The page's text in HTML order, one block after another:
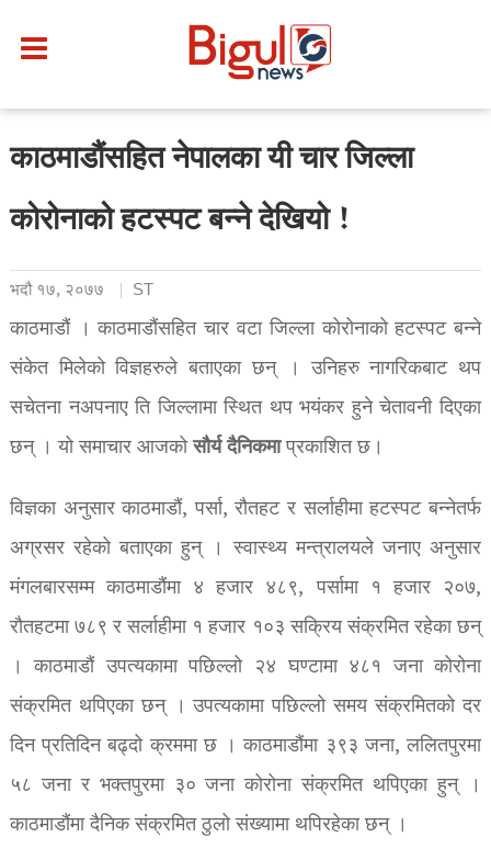
काठमाडौंसहित नेपालका यी चार जिल्ला
कोरोनाको हटस्पट बन्ने देखियो !
भदौ १७, २०७७ ST
काठमाडौं । काठमाडौंसहित चार वटा जिल्ला कोरोनाको हटस्पट बन्ने
संकेत मिलेको विज्ञहरुले बताएका छन् । उनिहरु नागरिकबाट थप
सचेतना नअपनाए ति जिल्लामा स्थित थप भयंकर हुने चेतावनी दिएका
छन् । यो समाचार आजकोसौर्यदैनिकमाप्रकाशित छ।
विज्ञका अनुसार काठमाडौं, पर्सा, रौतहट र सर्लाहीमा हटस्पट बन्नेतर्फ
अग्रसर रहेको बताएका हुन् । स्वास्थ्य मन्त्रालयले जनाए अनुसार
मंगलबारसम्म काठमाडौंमा ४ हजार ४८९, पर्सामा १ हजार २०७,
रौतहटमा ७८९ र सर्लाहीमा १ हजार १०३ सक्रिय संक्रमित रहेका छन्
। काठमाडौं उपत्यकामा पछिल्लो २४ घण्टामा ४८१ जना कोरोना
संक्रमित थपिएका छन् । उपत्यकामा पछिल्लो समय संक्रमितको दर
दिन प्रतिदिन बढ्दो क्रममा छ । काठमाडौंमा ३९३ जना, ललितपुरमा
५८ जना र भक्तपुरमा ३० जना कोरोना संक्रमित थपिएका हुन् ।
काठमाडौंमा दैनिक संक्रमित ठुलो संख्यामा थपिरहेका छन् ।